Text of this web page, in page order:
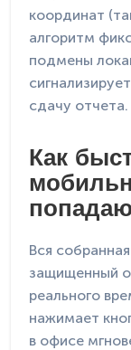
координат
алгоритм
подмены
сдачу отчета.
Как
Вся
защищенный
реального
нажимает
в офисе